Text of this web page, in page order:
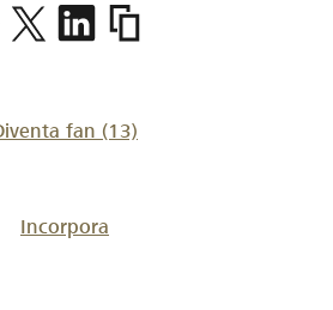
https://
europameisterschaft-
fan (13)
Incorpora